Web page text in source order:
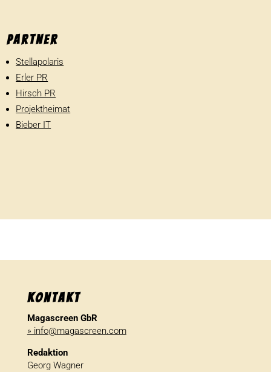
Partner
Stell­a­po­laris
Erler PR
Hirsch PR
Projekt­heimat
Bieber IT
Kontakt
Magascreen GbR
» info@magascreen.com
Redaktion
Georg Wagner